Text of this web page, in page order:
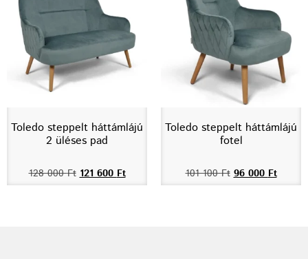
Toledo steppelt háttámlájú
2 üléses pad
128 000Ft 121 600Ft
Toledo steppelt háttámlájú
fotel
101 100Ft 96 000Ft